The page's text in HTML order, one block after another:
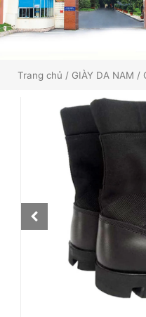
Trang chủ / GIÀY DA NAM /